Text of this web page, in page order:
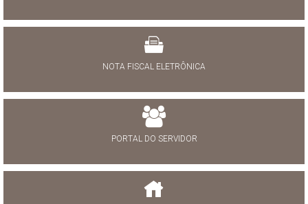
NOTA FISCAL ELETRÔNICA
PORTAL DO SERVIDOR